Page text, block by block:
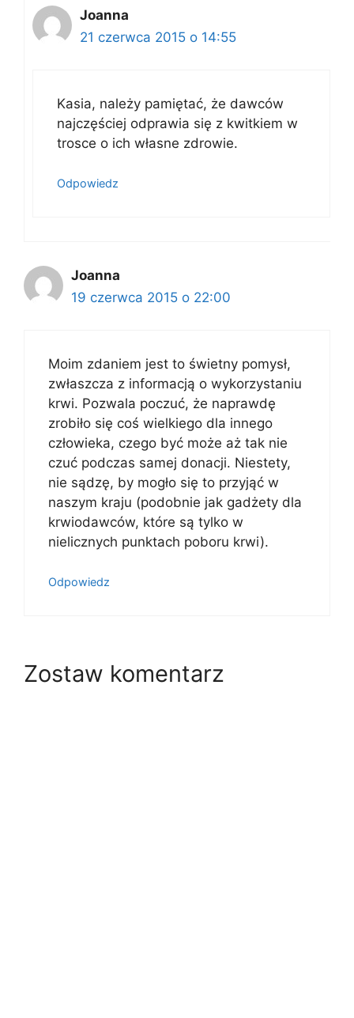
Joanna
21 czerwca 2015 o 14:55
Kasia, należy pamiętać, że dawców
najczęściej odprawia się z kwitkiem w
trosce o ich własne zdrowie.
Odpowiedz
Joanna
19 czerwca 2015 o 22:00
Moim zdaniem jest to świetny pomysł,
zwłaszcza z informacją o wykorzystaniu
krwi. Pozwala poczuć, że naprawdę
zrobiło się coś wielkiego dla innego
człowieka, czego być może aż tak nie
czuć podczas samej donacji. Niestety,
nie sądzę, by mogło się to przyjąć w
naszym kraju (podobnie jak gadżety dla
krwiodawców, które są tylko w
nielicznych punktach poboru krwi).
Odpowiedz
Zostaw komentarz